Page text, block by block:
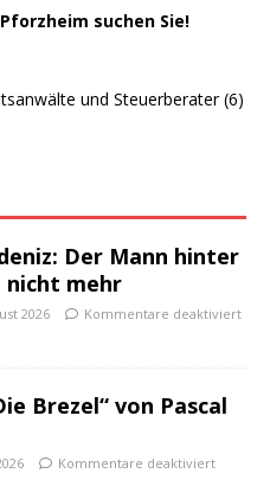
suchen Sie!
und Steuerberater (6)
Der Mann hinter
nicht mehr
2026 Kommentare deaktiviert
Brezel“ von Pascal
Kommentare deaktiviert